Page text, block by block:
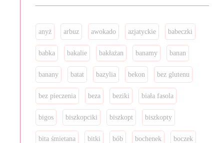
anyż arbuz awokado azjatyckie babeczki
babka bakalie bakłażan banamy banan
banany batat bazylia bekon bez glutenu
bez pieczenia beza beziki biała fasola
bigos biszkopciki biszkopt biszkopty
bita śmietana bitki bób bochenek boczek